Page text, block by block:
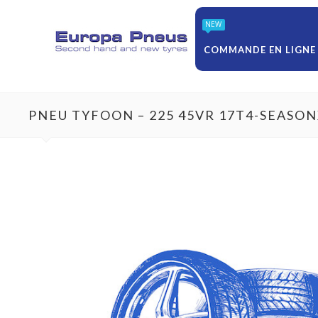
NEW
COMMANDE EN LIGNE
PNEU TYFOON – 225 45VR 17T4-